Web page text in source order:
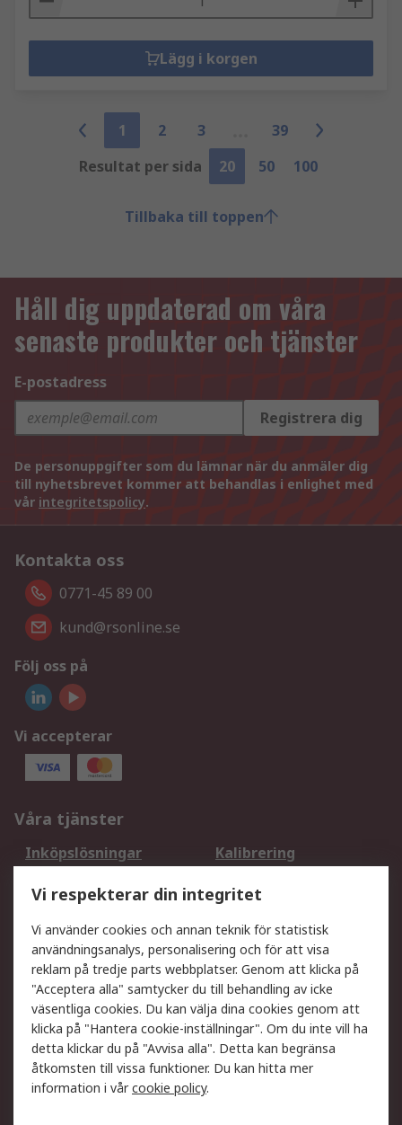
Lägg i korgen
1 2 3
39
Resultat per sida
20 50 100
Tillbaka till toppen
Håll dig uppdaterad om våra
senaste produkter och tjänster
E-postadress
Registrera dig
De personuppgifter som du lämnar när du anmäler dig
till nyhetsbrevet kommer att behandlas i enlighet med
vår integritetspolicy.
Kontakta oss
0771-45 89 00
kund@rsonline.se
Följ oss på
Vi accepterar
Våra tjänster
Inköpslösningar
Kalibrering
DesignSpark
Teknisk Support
Ditt lokala säljteam
Exportlösningar
Support
Få hjälp
Retur av varor
Leverans
Spåra din order
Begär en fakturakopi
Fördelar med RS-konto
Betalningsalternativ
Vi respekterar din integritet
Vi använder cookies och annan teknik för statistisk
användningsanalys, personalisering och för att visa
reklam på tredje parts webbplatser. Genom att klicka på
"Acceptera alla" samtycker du till behandling av icke
väsentliga cookies. Du kan välja dina cookies genom att
klicka på "Hantera cookie-inställningar". Om du inte vill ha
detta klickar du på "Avvisa alla". Detta kan begränsa
åtkomsten till vissa funktioner. Du kan hitta mer
information i vårcookie policy.